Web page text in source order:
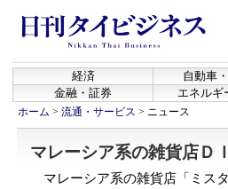
経済 自動車
金融・証券
エネルギ
ホーム > 流通・サービス > ニュース
マレーシア系の雑貨店Ｄ
マレーシア系の雑貨店「ミス